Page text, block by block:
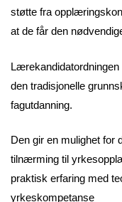
støtte fra
at de får den
den tradisjonelle
fagutdanning.
Den gir en mulighet for
tilnærming til
praktisk erfaring med
yrkeskompetanse